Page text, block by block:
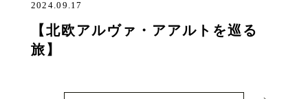
2024.09.17
【北欧アルヴァ・アアルトを巡る
旅】